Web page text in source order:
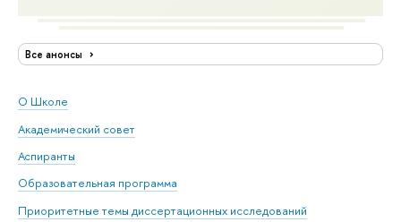
Все анонсы
О Школе
Академический совет
Аспиранты
Образовательная программа
Приоритетные темы диссертационных исследований